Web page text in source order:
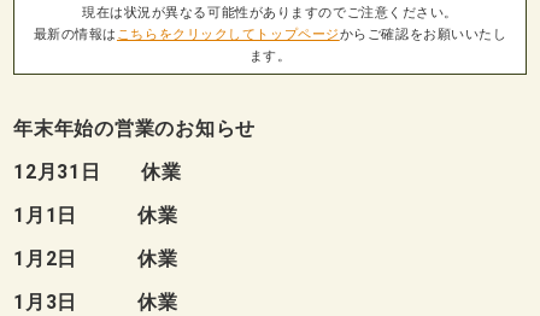
現在は状況が異なる可能性がありますのでご注意ください。
最新の情報は こちらをクリックしてトップページからご確認をお願いいたし
ます。
年末年始の営業のお知らせ
12月31日 休業
1月1日 休業
1月2日 休業
1月3日 休業